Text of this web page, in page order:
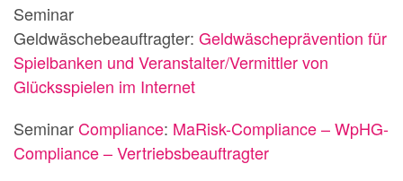
Seminar
Geldwäschebeauftragter: Geldwäscheprävention für
Spielbanken und Veranstalter/Vermittler von
Glücksspielen im Internet
Seminar Compliance: MaRisk-Compliance – WpHG-
Compliance – Vertriebsbeauftragter